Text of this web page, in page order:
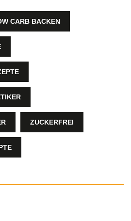
CARB BACKEN
ZUCKERFREI